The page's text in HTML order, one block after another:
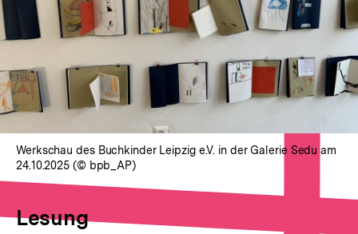
Lightbox
öffnen
Werkschau des Buchkinder Leipzig e.V. in der Galerie Sedu am
24.10.2025 (© bpb_AP)
Lesung